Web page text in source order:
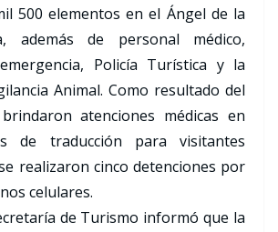
500 elementos en el Ángel de la
además de personal médico,
Policía Turística y la
Animal. Como resultado del
atenciones médicas en
de traducción para visitantes
realizaron cinco detenciones por
celulares.
de Turismo informó que la